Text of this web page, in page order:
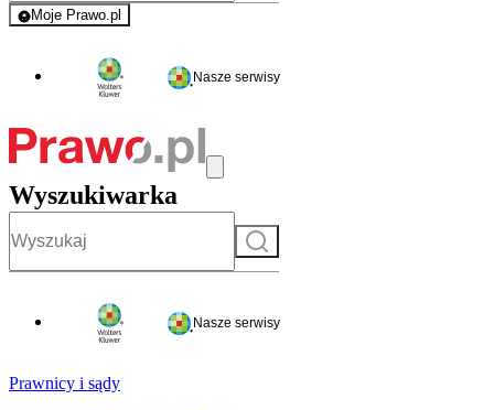
Moje Prawo.pl
- rejestracja i logowanie do serwisu
Nasze serwisy
Wyszukiwarka
Szukaj
Nasze serwisy
Prawnicy i sądy